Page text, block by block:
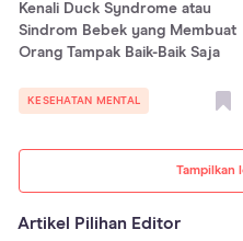
Tampilkan
Kenali Duck Syndrome atau
Sindrom Bebek yang Membuat
Orang Tampak Baik-Baik Saja
KESEHATAN MENTAL
Artikel Pilihan Editor